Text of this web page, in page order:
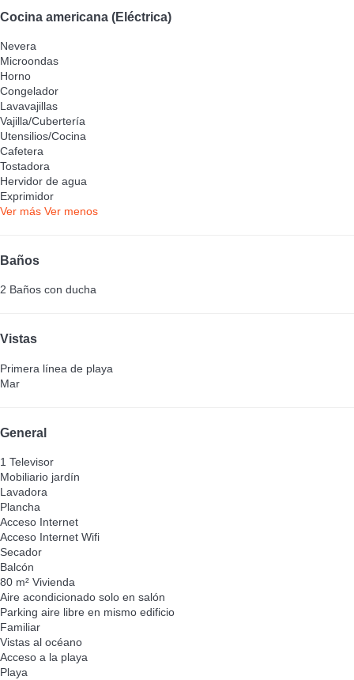
Cocina americana (Eléctrica)
Nevera
Microondas
Horno
Congelador
Lavavajillas
Vajilla/Cubertería
Utensilios/Cocina
Cafetera
Tostadora
Hervidor de agua
Exprimidor
Ver más Ver menos
Baños
2 Baños con ducha
Vistas
Primera línea de playa
Mar
General
1 Televisor
Mobiliario jardín
Lavadora
Plancha
Acceso Internet
Acceso Internet Wifi
Secador
Balcón
80 m² Vivienda
Aire acondicionado solo en salón
Parking aire libre en mismo edificio
Familiar
Vistas al océano
Acceso a la playa
Playa